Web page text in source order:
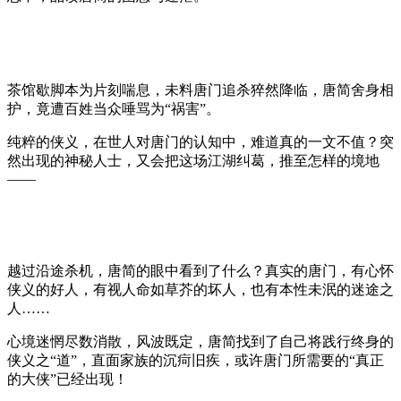
茶馆歇脚本为片刻喘息，未料唐门追杀猝然降临，唐简舍身相
护，竟遭百姓当众唾骂为“祸害”。
纯粹的侠义，在世人对唐门的认知中，难道真的一文不值？突
然出现的神秘人士，又会把这场江湖纠葛，推至怎样的境地
——
越过沿途杀机，唐简的眼中看到了什么？真实的唐门，有心怀
侠义的好人，有视人命如草芥的坏人，也有本性未泯的迷途之
人……
心境迷惘尽数消散，风波既定，唐简找到了自己将践行终身的
侠义之“道”，直面家族的沉疴旧疾，或许唐门所需要的“真正
的大侠”已经出现！